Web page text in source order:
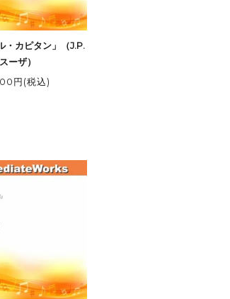
・カピタン」（J.P.
スーザ）
円(税込)